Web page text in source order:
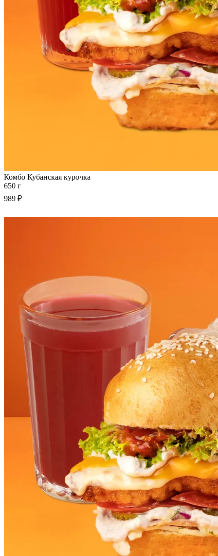
Комбо Кубанская курочка
650 г
989 ₽